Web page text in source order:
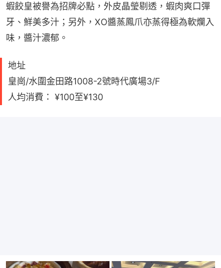
蝦餃皇被譽為招牌必點，外皮晶瑩剔透，蝦肉爽口彈
牙、鮮美多汁；另外，XO醬蒸鳳爪亦蒸得極為軟爛入
味，醬汁濃郁。
地址
皇崗/水圍金田路1008-2號時代廣場3/F
人均消費： ¥100至¥130